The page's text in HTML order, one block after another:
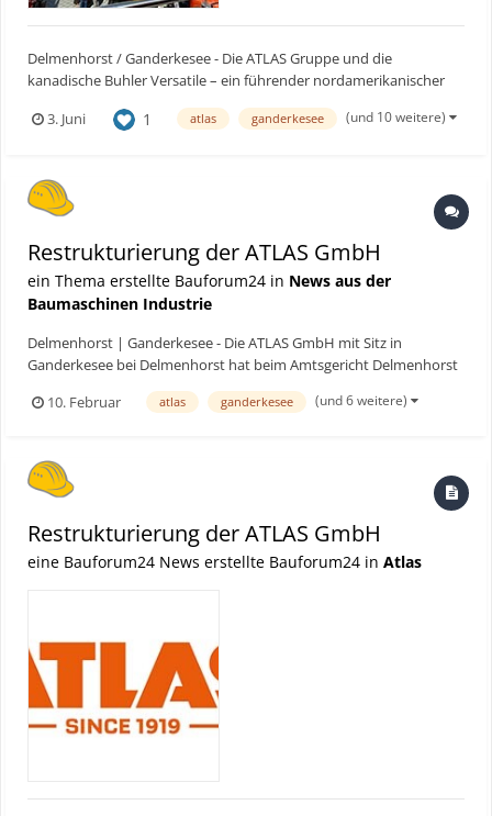
Delmenhorst / Ganderkesee - Die ATLAS Gruppe und die
kanadische Buhler Versatile – ein führender nordamerikanischer
Winnipeg, Manitoba – haben eine wirtschaftliche Einigung über die
3. Juni 1 atlas ganderkesee (und 10 weitere)
Restrukturierung der ATLAS GmbH
ein Thema erstellte Bauforum24 in News aus der
Baumaschinen Industrie
Delmenhorst | Ganderkesee - Die ATLAS GmbH mit Sitz in
Ganderkesee bei Delmenhorst hat beim Amtsgericht Delmenhorst
einen Antrag auf Sanierung in Eigenverwaltung gestellt. Das
Insolvenzgericht hat mit Beschluss vom 6. Februar 2026 die
10. Februar atlas ganderkesee (und 6 weitere)
Restrukturierung der ATLAS GmbH
eine Bauforum24 News erstellte Bauforum24 in Atlas